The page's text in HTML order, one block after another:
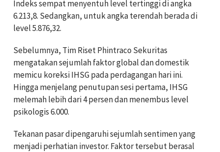
Indeks sempat menyentuh level tertinggi di angka
6.213,8. Sedangkan, untuk angka terendah berada di
level 5.876,32.
Sebelumnya, Tim Riset Phintraco Sekuritas
mengatakan sejumlah faktor global dan domestik
memicu koreksi IHSG pada perdagangan hari ini.
Hingga menjelang penutupan sesi pertama, IHSG
melemah lebih dari 4 persen dan menembus level
psikologis 6.000.
Tekanan pasar dipengaruhi sejumlah sentimen yang
menjadi perhatian investor. Faktor tersebut berasal